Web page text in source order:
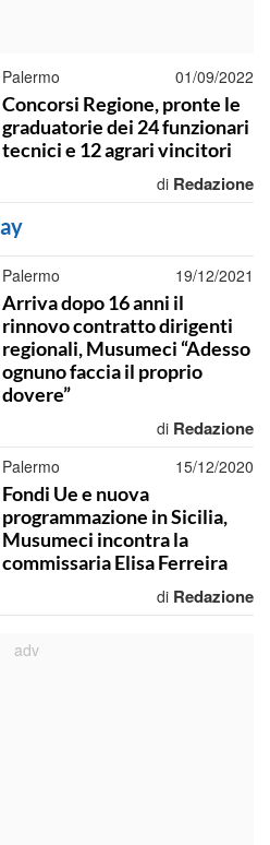
Palermo 01/09/2022
Concorsi Regione, pronte le
graduatorie dei 24 funzionari
tecnici e 12 agrari vincitori
di Redazione
Palermo 19/12/2021
Arriva dopo 16 anni il
rinnovo contratto dirigenti
regionali, Musumeci “Adesso
ognuno faccia il proprio
dovere”
di Redazione
Palermo 15/12/2020
Fondi Ue e nuova
programmazione in Sicilia,
Musumeci incontra la
commissaria Elisa Ferreira
di Redazione